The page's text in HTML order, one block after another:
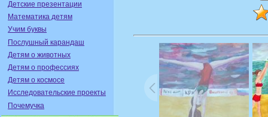
Детские презентации
Математика детям
Учим буквы
Послушный карандаш
Детям о животных
Детям о профессиях
Детям о космосе
Исследовательские проекты
Почемучка